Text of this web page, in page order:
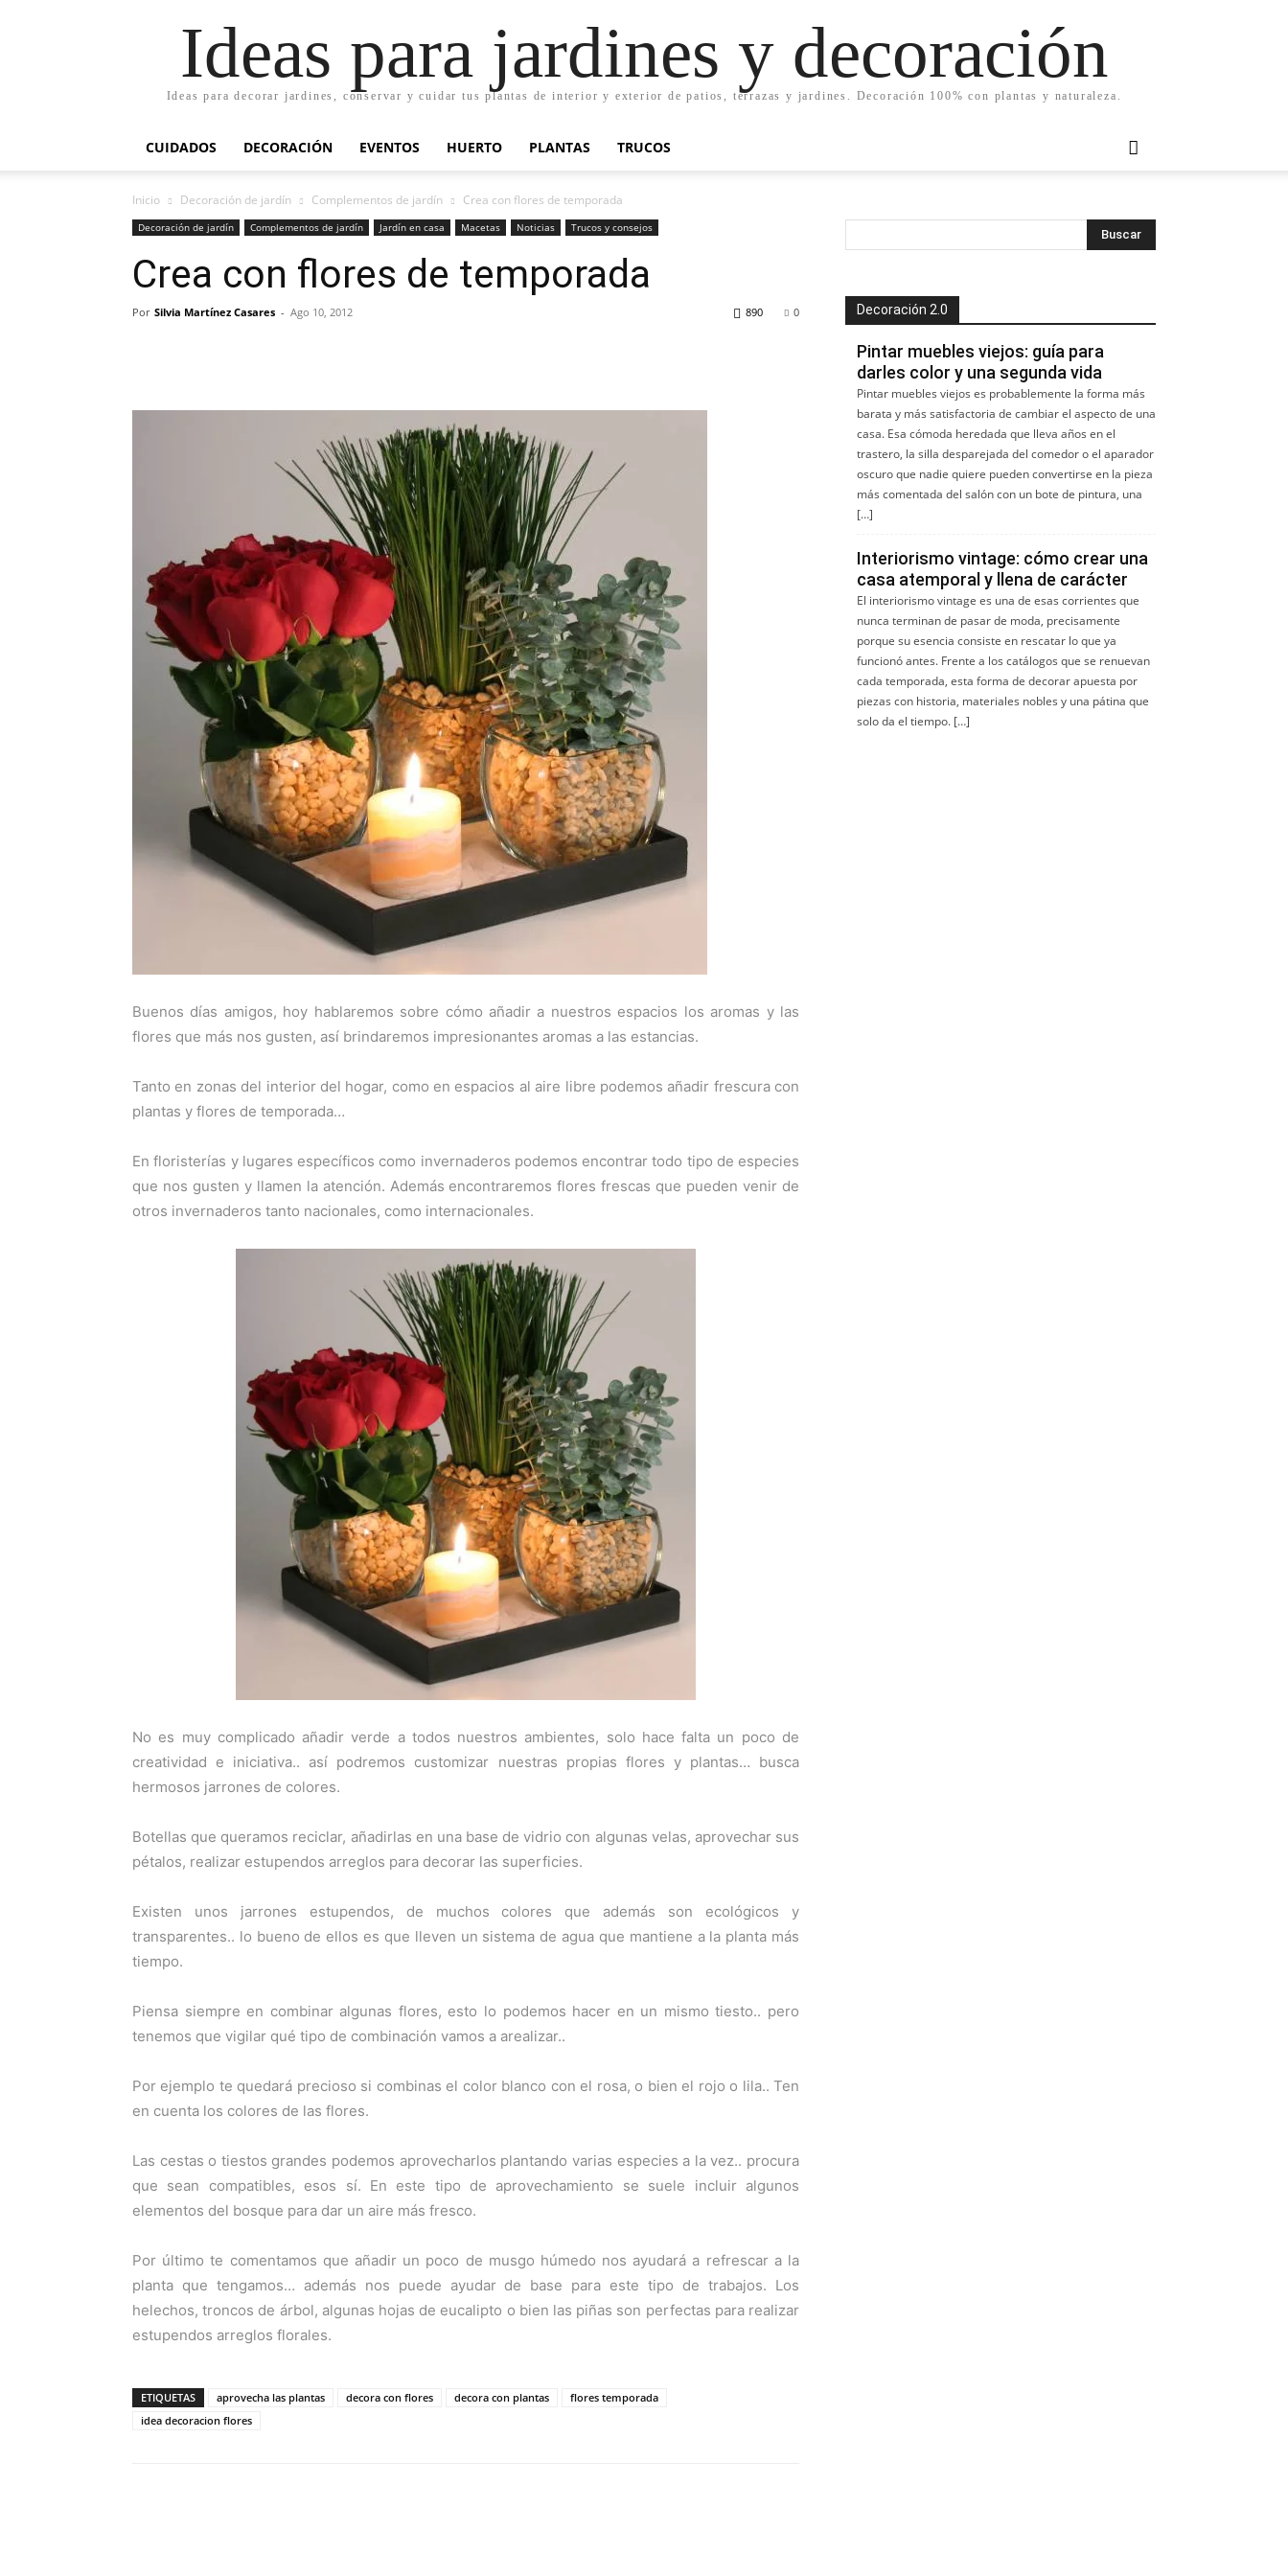
Ideas para jardines y decoración
Ideas para decorar jardines, conservar y cuidar tus plantas de interior y exterior de patios, terrazas y jardines. Decoración 100% con plantas y naturaleza.
CUIDADOS DECORACIÓN EVENTOS HUERTO PLANTAS TRUCOS
Inicio Decoración de jardín Complementos de jardín Crea con flores de temporada
Decoración de jardín Complementos de jardín Jardín en casa Macetas Noticias Trucos y consejos
Crea con flores de temporada
Por Silvia Martínez Casares - Ago 10, 2012 0
890
Buenos días amigos, hoy hablaremos sobre cómo añadir a nuestros espacios los aromas y las
flores que más nos gusten, así brindaremos impresionantes aromas a las estancias.
Tanto en zonas del interior del hogar, como en espacios al aire libre podemos añadir frescura con
plantas y flores de temporada…
En floristerías y lugares específicos como invernaderos podemos encontrar todo tipo de especies
que nos gusten y llamen la atención. Además encontraremos flores frescas que pueden venir de
otros invernaderos tanto nacionales, como internacionales.
No es muy complicado añadir verde a todos nuestros ambientes, solo hace falta un poco de
creatividad e iniciativa.. así podremos customizar nuestras propias flores y plantas… busca
hermosos jarrones de colores.
Botellas que queramos reciclar, añadirlas en una base de vidrio con algunas velas, aprovechar sus
pétalos, realizar estupendos arreglos para decorar las superficies.
Existen unos jarrones estupendos, de muchos colores que además son ecológicos y
transparentes.. lo bueno de ellos es que lleven un sistema de agua que mantiene a la planta más
tiempo.
Piensa siempre en combinar algunas flores, esto lo podemos hacer en un mismo tiesto.. pero
tenemos que vigilar qué tipo de combinación vamos a arealizar..
Por ejemplo te quedará precioso si combinas el color blanco con el rosa, o bien el rojo o lila.. Ten
en cuenta los colores de las flores.
Las cestas o tiestos grandes podemos aprovecharlos plantando varias especies a la vez.. procura
que sean compatibles, esos sí. En este tipo de aprovechamiento se suele incluir algunos
elementos del bosque para dar un aire más fresco.
Por último te comentamos que añadir un poco de musgo húmedo nos ayudará a refrescar a la
planta que tengamos… además nos puede ayudar de base para este tipo de trabajos. Los
helechos, troncos de árbol, algunas hojas de eucalipto o bien las piñas son perfectas para realizar
estupendos arreglos florales.
ETIQUETAS aprovecha las plantas decora con flores decora con plantas
flores temporada
idea decoracion flores
Decoración 2.0
Pintar muebles viejos: guía para
darles color y una segunda vida
Pintar muebles viejos es probablemente la forma más
barata y más satisfactoria de cambiar el aspecto de una
casa. Esa cómoda heredada que lleva años en el
trastero, la silla desparejada del comedor o el aparador
oscuro que nadie quiere pueden convertirse en la pieza
más comentada del salón con un bote de pintura, una
[…]
Interiorismo vintage: cómo crear una
casa atemporal y llena de carácter
El interiorismo vintage es una de esas corrientes que
nunca terminan de pasar de moda, precisamente
porque su esencia consiste en rescatar lo que ya
funcionó antes. Frente a los catálogos que se renuevan
cada temporada, esta forma de decorar apuesta por
piezas con historia, materiales nobles y una pátina que
solo da el tiempo. […]